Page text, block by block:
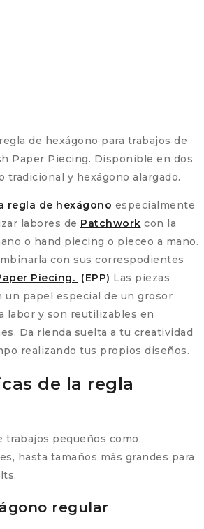
de hexágono para trabajos de
Paper Piecing. Disponible en dos
tradicional y hexágono alargado.
regla de hexágono especialmente
labores de Patchwork con la
o hand piecing o pieceo a mano.
con sus correspodientes
Piecing. (EPP) Las piezas
un papel especial de un grosor
labor y son reutilizables en
Da rienda suelta a tu creatividad
realizando tus propios diseños.
de la regla
trabajos pequeños como
hasta tamaños más grandes para
regular